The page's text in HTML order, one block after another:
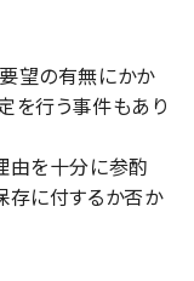
望の有無にかか
を行う事件もあり
由を十分に参酌
存に付するか否か